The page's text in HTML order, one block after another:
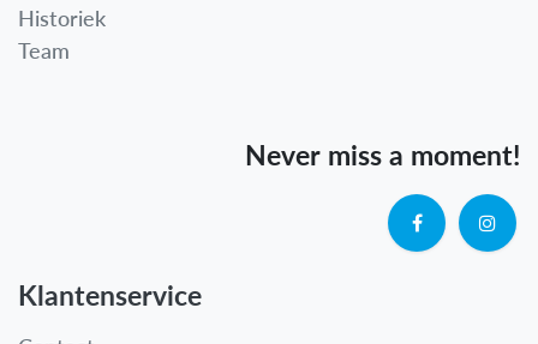
Historiek
Team
Never miss a moment!
Klantenservice